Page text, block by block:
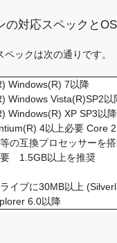
対応スペックと
ックは次の通りです。
Windows(R) 7以降
Windows Vista(R)SP2以
Windows(R) XP SP3以降
4以上必要 Core
の互換プロセッサーを
要 1.5GB以上を推奨
イブに30MB以上
6.0以降